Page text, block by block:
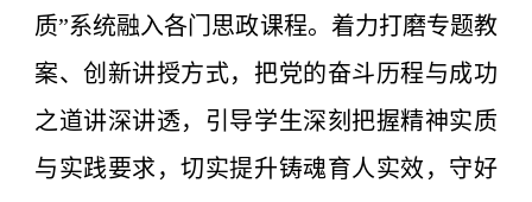
质”系统融入各门思政课程。着力打磨专题教
案、创新讲授方式，把党的奋斗历程与成功
之道讲深讲透，引导学生深刻把握精神实质
与实践要求，切实提升铸魂育人实效，守好